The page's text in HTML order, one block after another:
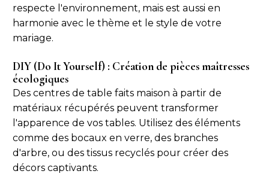
respecte l'environnement, mais est aussi en
harmonie avec le thème et le style de votre
mariage.
DIY (Do It Yourself) : Création de pièces maîtresses
écologiques
Des centres de table faits maison à partir de
matériaux récupérés peuvent transformer
l'apparence de vos tables. Utilisez des éléments
comme des bocaux en verre, des branches
d'arbre, ou des tissus recyclés pour créer des
décors captivants.